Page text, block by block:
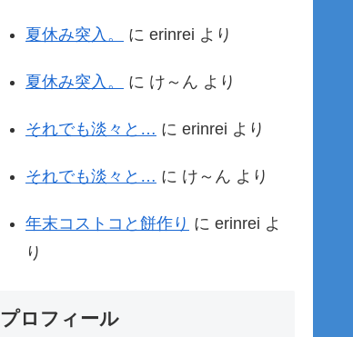
夏休み突入。 に erinrei より
夏休み突入。 に け～ん より
それでも淡々と… に erinrei より
それでも淡々と… に け～ん より
年末コストコと餅作り に erinrei よ
り
プロフィール